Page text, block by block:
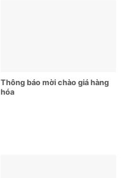
Thông báo mời chào giá hàng
hóa